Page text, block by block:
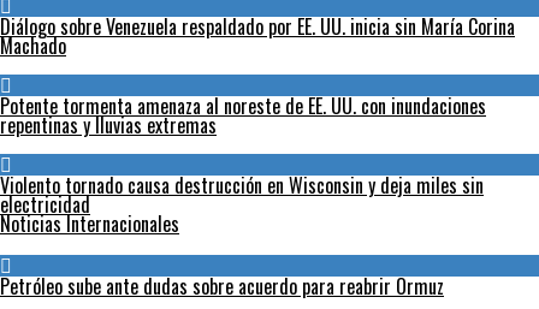
Diálogo sobre Venezuela respaldado por EE. UU. inicia sin María Corina
Machado
Potente tormenta amenaza al noreste de EE. UU. con inundaciones
repentinas y lluvias extremas
Violento tornado causa destrucción en Wisconsin y deja miles sin
electricidad
Noticias Internacionales
Petróleo sube ante dudas sobre acuerdo para reabrir Ormuz